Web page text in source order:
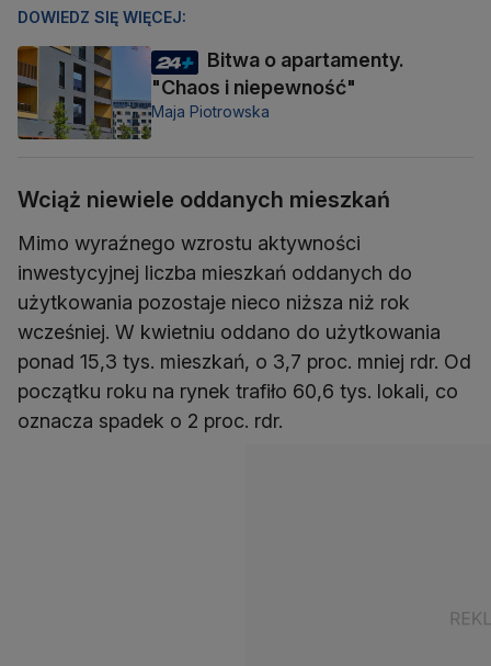
DOWIEDZ SIĘ WIĘCEJ:
Bitwa o apartamenty.
"Chaos i niepewność"
Maja Piotrowska
Wciąż niewiele oddanych mieszkań
Mimo wyraźnego wzrostu aktywności
inwestycyjnej liczba mieszkań oddanych do
użytkowania pozostaje nieco niższa niż rok
wcześniej. W kwietniu oddano do użytkowania
ponad 15,3 tys. mieszkań, o 3,7 proc. mniej rdr. Od
początku roku na rynek trafiło 60,6 tys. lokali, co
oznacza spadek o 2 proc. rdr.